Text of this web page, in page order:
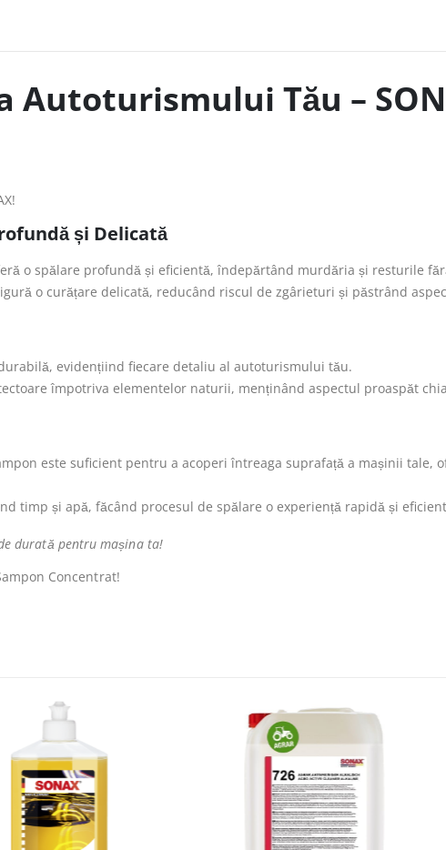
Autoturismului Tău –
și Delicată
o spălare profundă și eficientă, îndepărtând murdăria și resturile
o curățare delicată, reducând riscul de zgârieturi și păstrând
evidențiind fiecare detaliu al autoturismului tău.
împotriva elementelor naturii, menținând aspectul proaspăt
este suficient pentru a acoperi întreaga suprafață a mașinii
timp și apă, făcând procesul de spălare o experiență rapidă și
durată pentru mașina ta!
Concentrat!